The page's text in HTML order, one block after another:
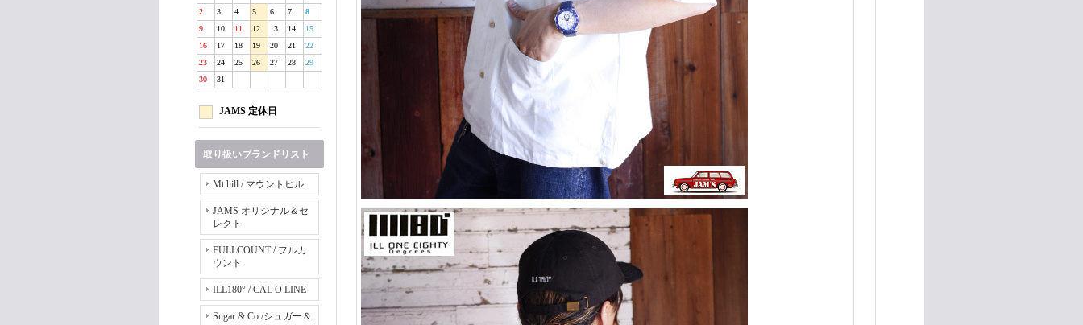
2
3 4 5 6 7
8
9
10 11 12 13 14
15
16
17 18 19 20 21
22
23
24 25 26 27 28
29
30
31
JAMS 定休日
取り扱いブランドリスト
Mt.hill / マウントヒル
JAMS オリジナル＆セ
レクト
FULLCOUNT / フルカ
ウント
ILL180° / CAL O LINE
Sugar & Co./シュガー＆